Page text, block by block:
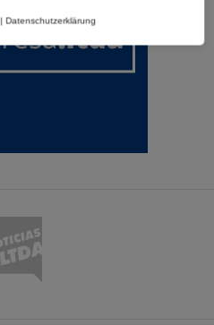
| Datenschutzerklärung